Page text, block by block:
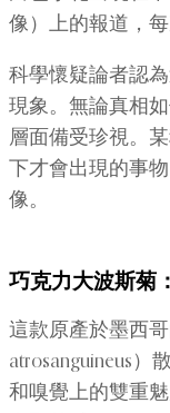
像）上的報道，每
科學懷疑論者認
現象。無論真相
層面備受珍視。
下才會出現的事
像。
巧克力大波斯菊
這款原產於墨西
atrosanguineus）
和嗅覺上的雙重